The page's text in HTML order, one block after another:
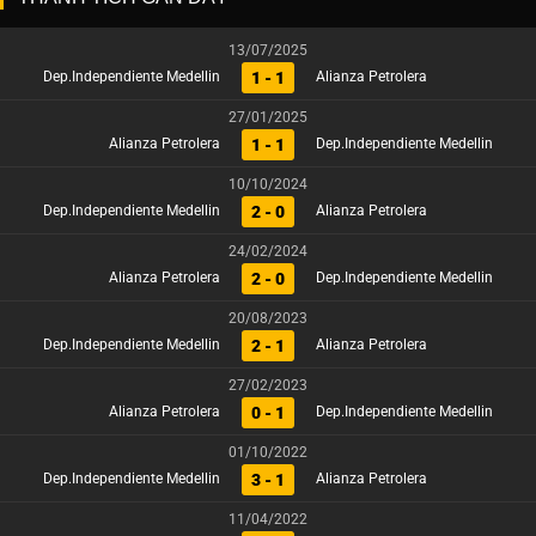
13/07/2025
Dep.Independiente Medellin
1 - 1 Alianza Petrolera
27/01/2025
Alianza Petrolera
1 - 1 Dep.Independiente Medellin
10/10/2024
Dep.Independiente Medellin
2 - 0 Alianza Petrolera
24/02/2024
Alianza Petrolera
2 - 0 Dep.Independiente Medellin
20/08/2023
Dep.Independiente Medellin
2 - 1 Alianza Petrolera
27/02/2023
Alianza Petrolera
0 - 1 Dep.Independiente Medellin
01/10/2022
Dep.Independiente Medellin
3 - 1 Alianza Petrolera
11/04/2022